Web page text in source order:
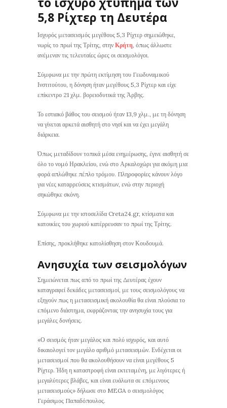
5,8 Ρίχτερ τη Δευτέρα
Ισχυρός μετασεισμός μεγέθους 5,3 Ρίχτερ σημειώθηκε,
νωρίς το πρωί της Τρίτης, στην Κρήτη , όπως άλλωστε
ανέμεναν τις τελευταίες ώρες οι σεισμολόγοι.
Σύμφωνα με την πρώτη εκτίμηση του Γεωδυναμικού
Ινστιτούτου, η δόνηση ήταν μεγέθους 5,3 Ρίχτερ και είχε
επίκεντρο 21 χλμ. βορειοδυτικά της Άρβης.
Το εστιακό βάθος του σεισμού ήταν 13,9 χλμ., με τη δόνηση
να γίνεται αρκετά αισθητή στο νησί και να έχει μεγάλη
διάρκεια.
Όπως μεταδίδουν τοπικά μέσα ενημέρωσης, έγινε αισθητή σε
όλο το νομό Ηρακλείου, ενώ στο Αρκαλοχώρι για ακόμη μια
φορά απλώθηκε πέπλο τρόμου. Πληροφορίες κάνουν λόγο
για νέες καταρρεύσεις κτισμάτων, ενώ στην περιοχή
σηκώθηκε σκόνη.
Σύμφωνα με την ιστοσελίδα Creta24.gr, κτίσματα και
κατοικίες του χωριού κατέρρευσαν το πρωί της Τρίτης.
Επίσης, προκλήθηκε κατολίσθηση στον Κουδουμά.
Ανησυχία των σεισμολόγων
Σημειώνεται πως από το πρωί της Δευτέρας έχουν
καταγραφεί δεκάδες μετασεισμοί, με τους σεισμολόγους να
εξηγούν πως η μετασεισμική ακολουθία θα είναι πλούσια το
επόμενο διάστημα, εκφράζοντας την ανησυχία τους για
μεγάλες δονήσεις.
«Ο σεισμός ήταν μεγάλος και πολύ ισχυρός, και αυτό
δικαιολογεί τον μεγάλο αριθμό μετασεισμών. Ενδέχεται οι
μετασεισμοί που θα ακολουθήσουν να είναι μεγέθους 5
Ρίχτερ. Ήδη η καταστροφή είναι εκτεταμένη, με λιγότερες ή
μεγαλύτερες βλάβες, και είναι ευάλωτα σε επόμενους
μετασεισμούς» δήλωσε στο MEGA ο σεισμολόγος
Γεράσιμος Παπαδόπουλος.